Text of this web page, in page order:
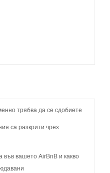
трябва да се сдобиете
са разкрити чрез
във вашето AirBnB и какво